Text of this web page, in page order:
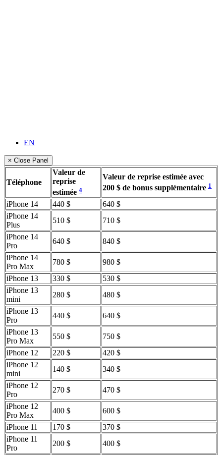
EN
× Close Panel
Téléphone
Valeur de
reprise
estimée 4
Valeur de reprise estimée avec
200 $ de bonus supplémentaire 1
iPhone 14 440 $
640 $
iPhone 14
Plus
510 $
710 $
iPhone 14
Pro
640 $
840 $
iPhone 14
Pro Max
780 $
980 $
iPhone 13
330 $
530 $
iPhone 13
mini
280 $
480 $
iPhone 13
Pro
440 $
640 $
iPhone 13
Pro Max
550 $
750 $
iPhone 12
220 $
420 $
iPhone 12
mini
140 $
340 $
iPhone 12
Pro
270 $
470 $
iPhone 12
Pro Max
400 $
600 $
iPhone 11
170 $
370 $
iPhone 11
Pro
200 $
400 $